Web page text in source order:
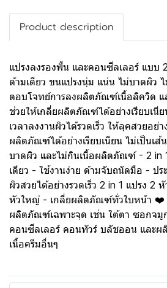
Product description
แปรงลงรองพื้น และคอนซีลเลอร์ แบบ
ด้ามเดียว ขนแปรงนุ่ม แน่น ไม่บาดผิว
ตอบโจทย์การลงผลิตภัณฑ์เนื้อลิควิด แ
ช่วยให้เกลี่ยผลิตภัณฑ์ได้อย่างเรียบเนีย
เวลาลงงานผิวได้รวดเร็ว ให้ลุคสวยอย่
ผลิตภัณฑ์ได้อย่างเรียบเนียน ไม่เป็นเ
บาดผิว และไม่กินเนื้อผลิตภัณฑ์ - 2 in
เดียว - ใช้งานง่าย ด้ามจับถนัดมือ - ปร
ผิวสวยได้อย่างรวดเร็ว 2 in 1 แปรง 2
หัวใหญ่ - เกลี่ยผลิตภัณฑ์ทั่วใบหน้า ❤️
ผลิตภัณฑ์เฉพาะจุด เช่น ใต้ตา ซอกจ
คอนซีลเลอร์ คอนทัวร์ บลัชออน และ
เนื้อครีมอื่นๆ